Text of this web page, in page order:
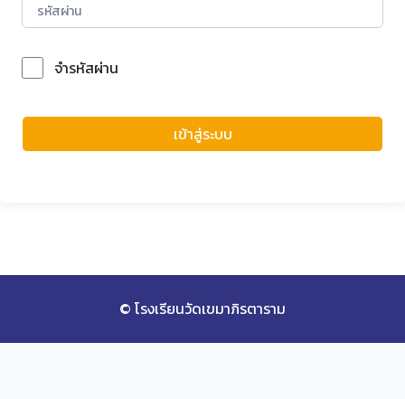
จำรหัสผ่าน
เข้าสู่ระบบ
© โรงเรียนวัดเขมาภิรตาราม